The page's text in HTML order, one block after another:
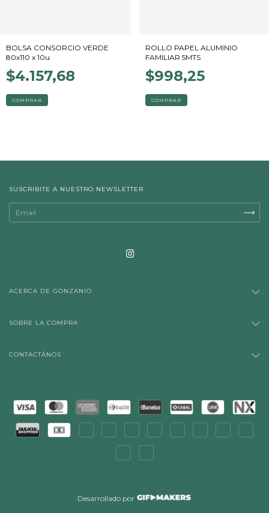
BOLSA CONSORCIO VERDE
80x110 x 10u
$4.157,68
ROLLO PAPEL ALUMINIO
FAMILIAR 5MTS
$998,25
SUSCRIBITE A NUESTRO NEWSLETTER
ACERCA DE GONZANIO
SOBRE LA COMPRA
CONTACTÁNOS
Desarrollado por